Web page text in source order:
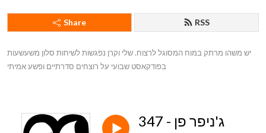
Share RSS
יש משהו מרתק במוח המסוגל לרצוח. שלי וקרן נפגשות לשיחות סלון משעשעות
בפודקאסט שבועי על רוצחים סדרתיים ופשע אמיתי
347 - ג'ניפר פן